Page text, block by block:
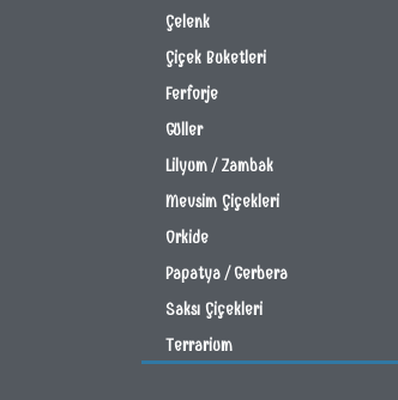
Çelenk
Çiçek Buketleri
Ferforje
Güller
Lilyum / Zambak
Mevsim Çiçekleri
Orkide
Papatya / Gerbera
Saksı Çiçekleri
Terrarium